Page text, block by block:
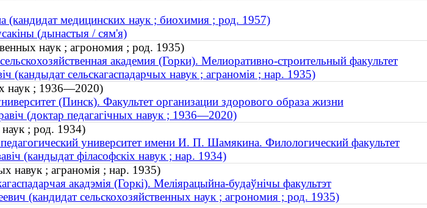
(кандидат медицинских наук ; биохимия ; род. 1957)
(дынастыя / сям'я)
наук ; агрономия ; род. 1935)
академия (Горки). Мелиоративно-строительный факультет
(кандыдат сельскагаспадарчых навук ; аграномія ; нар. 1935)
наук ; 1936—2020)
(Пинск). Факультет организации здорового образа жизни
(доктар педагагічных навук ; 1936—2020)
; род. 1934)
университет имени И. П. Шамякина. Филологический факультет
(кандыдат філасофскіх навук ; нар. 1934)
навук ; аграномія ; нар. 1935)
акадэмія (Горкі). Меліярацыйна-будаўнічы факультэт
(кандидат сельскохозяйственных наук ; агрономия ; род. 1935)